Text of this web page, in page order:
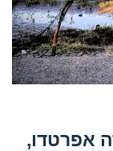
אפרטדו,